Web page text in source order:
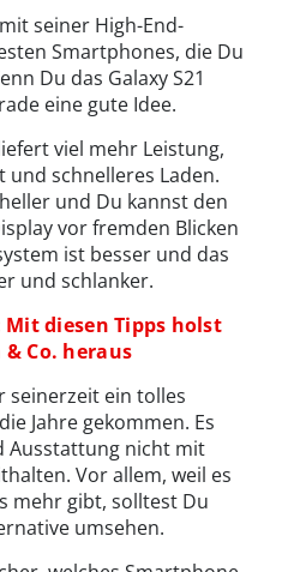
seiner High-End-
Smartphones, die Du
Du das Galaxy S21
eine gute Idee.
viel mehr Leistung,
und schnelleres Laden.
und Du kannst den
vor fremden Blicken
ist besser und das
und schlanker.
Mit diesen Tipps holst
Co. heraus
seinerzeit ein tolles
Jahre gekommen. Es
Ausstattung nicht mit
Vor allem, weil es
mehr gibt, solltest Du
umsehen.